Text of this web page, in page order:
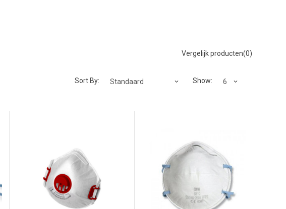
Vergelijk producten(0)
Show:
Sort By: